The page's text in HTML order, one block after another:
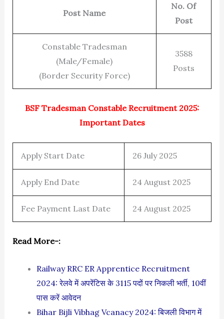
Post Name
No. Of
Post
Constable Tradesman
(Male/Female)
(Border Security Force)
3588
Posts
BSF Tradesman Constable Recruitment 2025:
Important Dates
Apply Start Date 26 July 2025
Apply End Date 24 August 2025
Fee Payment Last Date 24 August 2025
Read More-:
Railway RRC ER Apprentice Recruitment
2024: रेलवे में अपरेंटिस के 3115 पदों पर निकली भर्ती, 10वीं
पास करें आवेदन
Bihar Bijli Vibhag Vcanacy 2024: बिजली विभाग में